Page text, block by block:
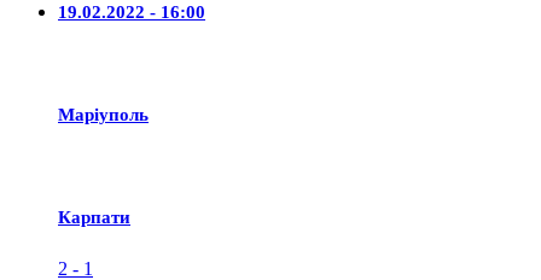
19.02.2022 - 16:00
Маріуполь
Карпати
2 - 1